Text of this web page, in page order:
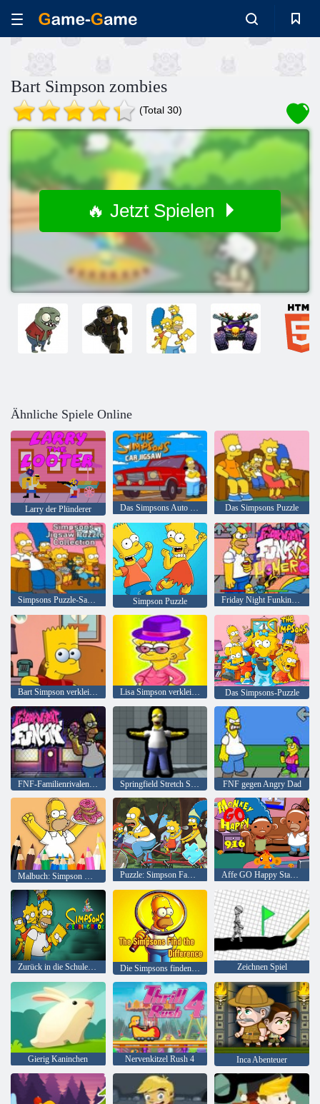
Bart Simpson zombies
(Total 30)
🔥 Jetzt Spielen
Ähnliche Spiele Online
Larry der Plünderer Das Simpsons Auto Puzzle Das Simpsons Puzzle
Simpsons Puzzle-Sammlung Simpson Puzzle Friday Night Funkin gegen Homero
Bart Simpson verkleiden sich Lisa Simpson verkleidet Das Simpsons-Puzzle
FNF-Familienrivalen: Simpsons gegen Peppa Pig Springfield Stretch Springfield FNF gegen Angry Dad
Puzzle: Simpson Family Riding Affe GO Happy Stage 916
Zurück in die Schule Simpsons Malbuchbuch Die Simpsons finden den Unterschied Zeichnen Spiel
Gierig Kaninchen Nervenkitzel Rush 4 Inca Abenteuer